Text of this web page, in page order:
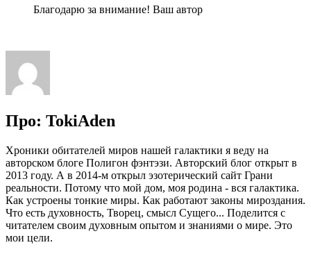
Благодарю за внимание! Ваш автор
Про: TokiAden
Хроники обитателей миров нашей галактики я веду на
авторском блоге Полигон фэнтэзи. Авторский блог открыт в
2013 году. А в 2014-м открыл эзотерический сайт Грани
реальности. Потому что мой дом, моя родина - вся галактика.
Как устроены тонкие миры. Как работают законы мироздания.
Что есть духовность, Творец, смысл Сущего... Поделится с
читателем своим духовным опытом и знаниями о мире. Это
мои цели.